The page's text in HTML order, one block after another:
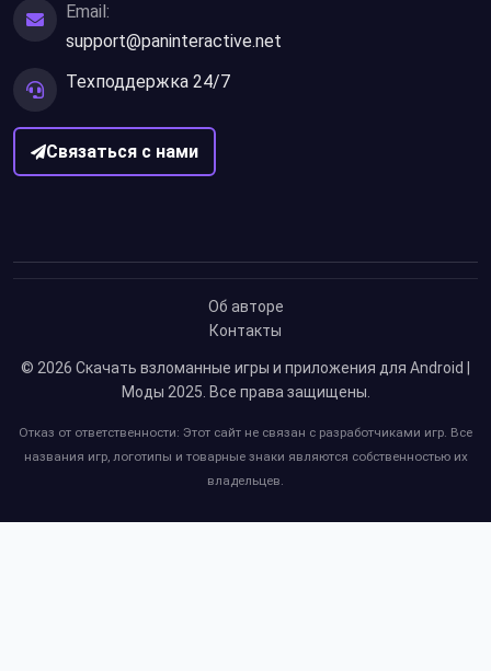
Email:
support@paninteractive.net
Техподдержка 24/7
Связаться с нами
Об авторе
Контакты
© 2026 Скачать взломанные игры и приложения для Android |
Моды 2025. Все права защищены.
Отказ от ответственности: Этот сайт не связан с разработчиками игр. Все
названия игр, логотипы и товарные знаки являются собственностью их
владельцев.